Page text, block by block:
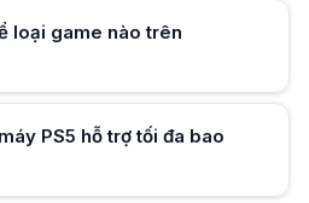
chơi cùng tham gia tranh tài trong
trong WWE 2K25 có điểm gì đặc biệt?
thống bằng cách cho phép các
trong WWE 2K25 mang lại trải nghiệm
khắc lịch sử và hành trình thống trị
lý đội hình và cạnh tranh vị thế
2K25 tại Việt Nam?
hoặc hệ thống cửa hàng
loại game nào trên
PS5 hỗ trợ tối đa bao